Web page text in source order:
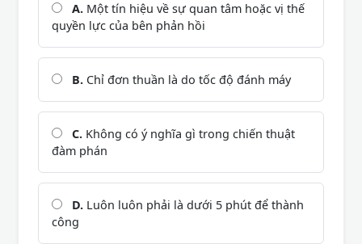
A. Một tín hiệu về sự quan tâm hoặc vị thế
quyền lực của bên phản hồi
B. Chỉ đơn thuần là do tốc độ đánh máy
C. Không có ý nghĩa gì trong chiến thuật
đàm phán
D. Luôn luôn phải là dưới 5 phút để thành
công